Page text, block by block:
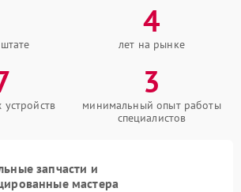
4
лет на рынке
3
минимальный опыт работы
специалистов
запчасти и
мастера